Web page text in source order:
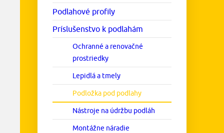
Podlahové profily
Príslušenstvo k podlahám
Ochranné a renovačné
prostriedky
Lepidlá a tmely
Podložka pod podlahy
Nástroje na údržbu podláh
Montážne náradie